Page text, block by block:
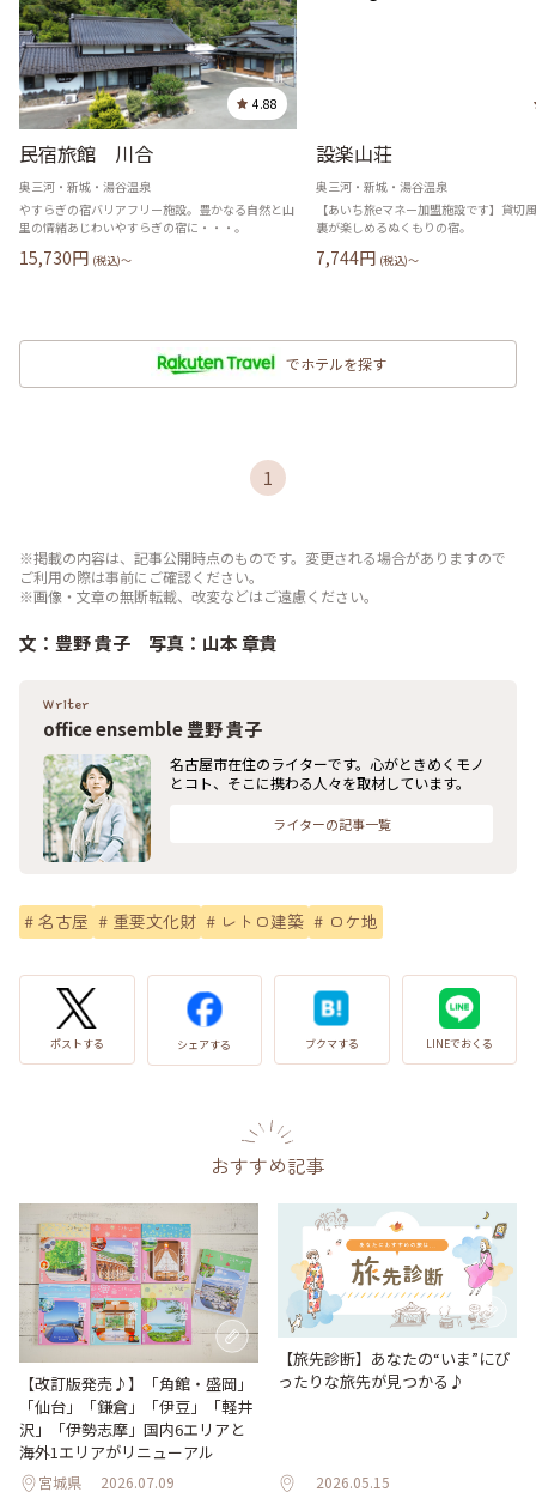
4.88
民宿旅館 川合
奥三河・新城・湯谷温泉
やすらぎの宿バリアフリー施設。豊かなる自然と山
里の情緒あじわいやすらぎの宿に・・・。
15,730円 (税込)〜
設楽山荘
奥三河・新城・湯谷温泉
【あいち旅eマネー加盟施設です】貸切
裏が楽しめるぬくもりの宿。
7,744円 (税込)〜
でホテルを探す
1
※掲載の内容は、記事公開時点のものです。変更される場合がありますので
ご利用の際は事前にご確認ください。
※画像・文章の無断転載、改変などはご遠慮ください。
文：豊野 貴子 写真：山本 章貴
Writer
office ensemble 豊野 貴子
名古屋市在住のライターです。心がときめくモノ
とコト、そこに携わる人々を取材しています。
ライターの記事一覧
# 名古屋 # 重要文化財 # レトロ建築 # ロケ地
ポストする シェアする ブクマする LINEでおくる
おすすめ記事
【改訂版発売♪】「角館・盛岡」
「仙台」「鎌倉」「伊豆」「軽井
沢」「伊勢志摩」国内6エリアと
海外1エリアがリニューアル
宮城県 2026.07.09
【旅先診断】あなたの“いま”にぴ
ったりな旅先が見つかる♪
2026.05.15